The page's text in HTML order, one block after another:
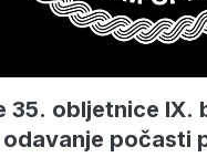
35. obljetnice IX.
počasti